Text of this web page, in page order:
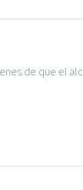
de que el